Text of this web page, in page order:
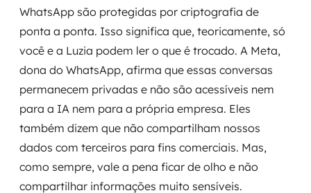
WhatsApp são protegidas por criptografia de
ponta a ponta. Isso significa que, teoricamente, só
você e a Luzia podem ler o que é trocado. A Meta,
dona do WhatsApp, afirma que essas conversas
permanecem privadas e não são acessíveis nem
para a IA nem para a própria empresa. Eles
também dizem que não compartilham nossos
dados com terceiros para fins comerciais. Mas,
como sempre, vale a pena ficar de olho e não
compartilhar informações muito sensíveis.